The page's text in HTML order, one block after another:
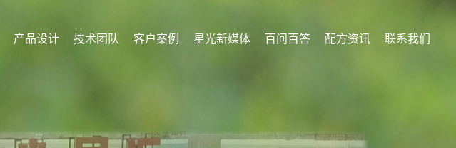
产品设计 技术团队 客户案例 星光新媒体 百问百答 配方资讯 联系我们